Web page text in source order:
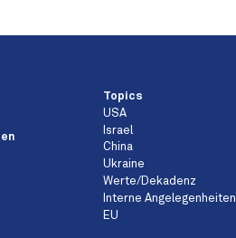
Topics
USA
Israel
China
Ukraine
Werte/Dekadenz
Interne Angelegenheiten
EU